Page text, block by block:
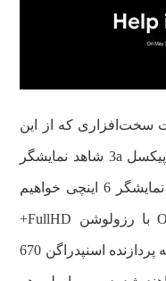
سخت‌افزاری که از این
دو گوشی لو رفته را مرور کنیم، در پیکسل 3a شاهد نمایشگر
5.6 اینچی و در پیکسل 3a XL شاهد نمایشگر 6 اینچی خواهیم
بود. هر دو گوشی نمایشگری OLED با رزولوشن FullHD+
خواهند داشت. همچنین هر دو گوشی به پردازنده اسنپدراگن 670